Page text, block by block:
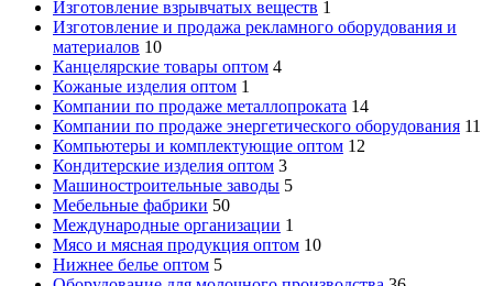
Изготовление взрывчатых веществ 1
Изготовление и продажа рекламного оборудования и
материалов 10
Канцелярские товары оптом 4
Кожаные изделия оптом 1
Компании по продаже металлопроката 14
Компании по продаже энергетического оборудования 11
Компьютеры и комплектующие оптом 12
Кондитерские изделия оптом 3
Машиностроительные заводы 5
Мебельные фабрики 50
Международные организации 1
Мясо и мясная продукция оптом 10
Нижнее белье оптом 5